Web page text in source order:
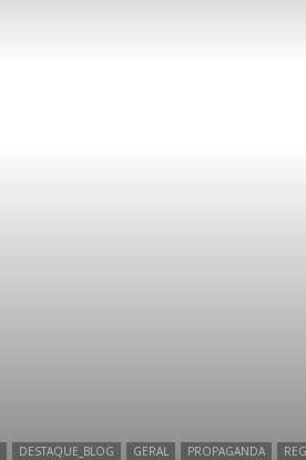
DESTAQUE_BLOG GERAL PROPAGANDA